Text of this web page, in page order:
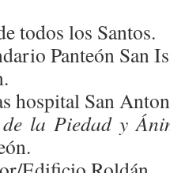
todos los Santos.
Panteón San
hospital San
la Piedad y